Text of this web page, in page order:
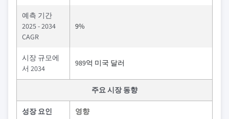
예측 기간
2025 - 2034
CAGR
9%
시장 규모에
서 2034
989억 미국 달러
주요 시장 동향
성장 요인 영향